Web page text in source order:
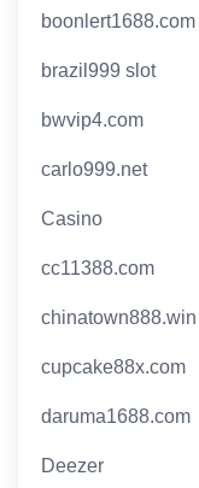
boonlert1688.com
brazil999 slot
bwvip4.com
carlo999.net
Casino
cc11388.com
chinatown888.win
cupcake88x.com
daruma1688.com
Deezer